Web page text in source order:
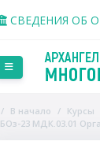
СВЕДЕНИЯ ОБ
Боковая панель
В начало
Курсы
БОз-23 МДК.03.01